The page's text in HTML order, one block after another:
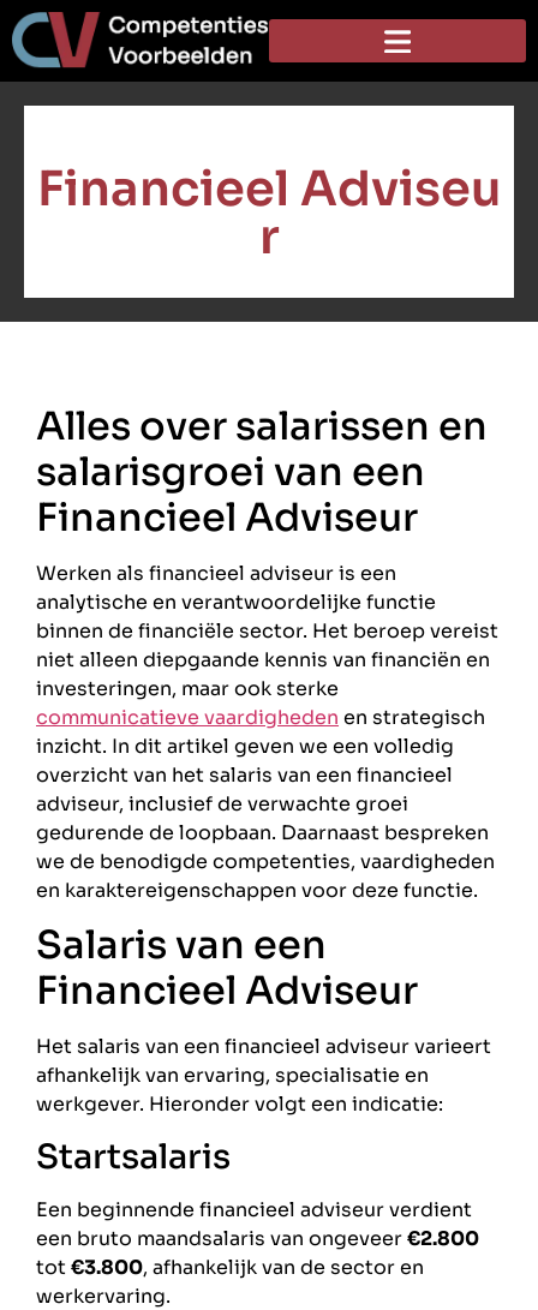
Financieel Adviseu
r
Alles over salarissen en
salarisgroei van een
Financieel Adviseur
Werken als financieel adviseur is een
analytische en verantwoordelijke functie
binnen de financiële sector. Het beroep vereist
niet alleen diepgaande kennis van financiën en
investeringen, maar ook sterke
communicatieve vaardigheden en strategisch
inzicht. In dit artikel geven we een volledig
overzicht van het salaris van een financieel
adviseur, inclusief de verwachte groei
gedurende de loopbaan. Daarnaast bespreken
we de benodigde competenties, vaardigheden
en karaktereigenschappen voor deze functie.
Salaris van een
Financieel Adviseur
Het salaris van een financieel adviseur varieert
afhankelijk van ervaring, specialisatie en
werkgever. Hieronder volgt een indicatie:
Startsalaris
Een beginnende financieel adviseur verdient
een bruto maandsalaris van ongeveer€2.800
tot€3.800, afhankelijk van de sector en
werkervaring.